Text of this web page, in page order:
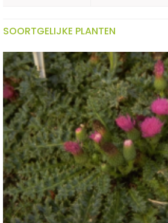
SOORTGELIJKE PLANTEN